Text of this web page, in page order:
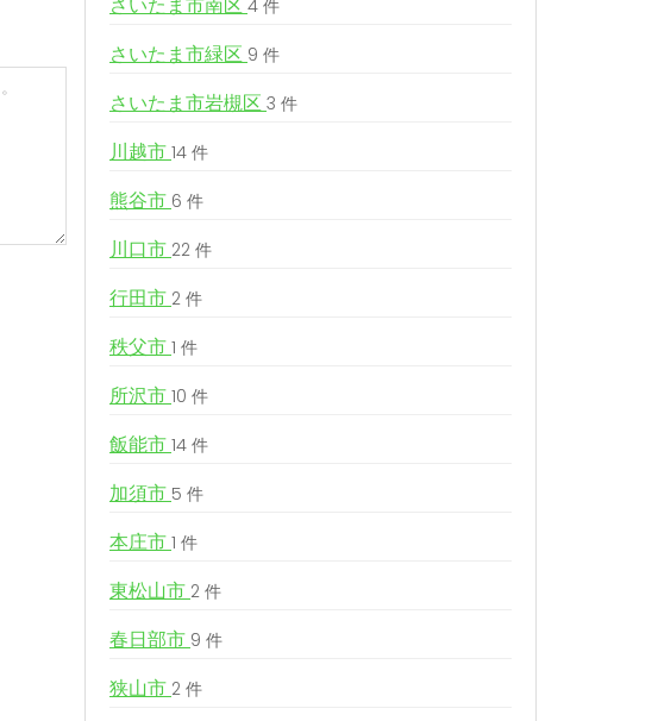
4 件
さいたま市緑区 9 件
さいたま市岩槻区 3 件
川越市 14 件
熊谷市 6 件
川口市 22 件
行田市 2 件
秩父市 1 件
所沢市 10 件
飯能市 14 件
加須市 5 件
本庄市 1 件
東松山市 2 件
春日部市 9 件
狭山市 2 件